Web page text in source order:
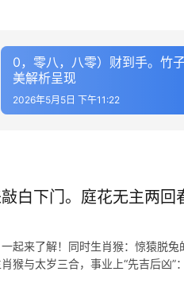
0，零八，八零）财到手。竹
美解析呈现
2026年5月5日 下午11:22
白下门。庭花无主两回
起来了解！同时生肖猴：惊猿脱兔
与太岁三合，事业上“先吉后凶”